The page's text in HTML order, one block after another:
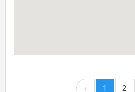
‹ 1 2